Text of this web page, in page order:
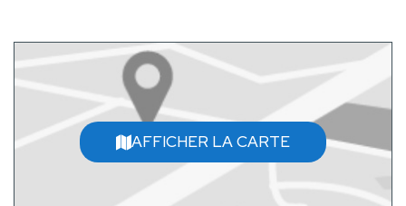
AFFICHER LA CARTE